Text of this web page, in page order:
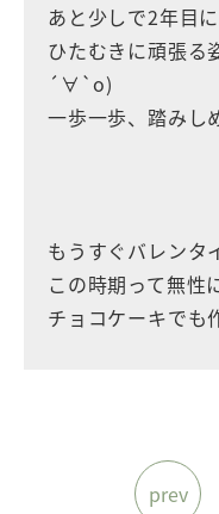
あと少しで2年目
ひたむきに頑張る
´∀`о)
一歩一歩、踏みし
この時期って無性
チョコケーキで
prev